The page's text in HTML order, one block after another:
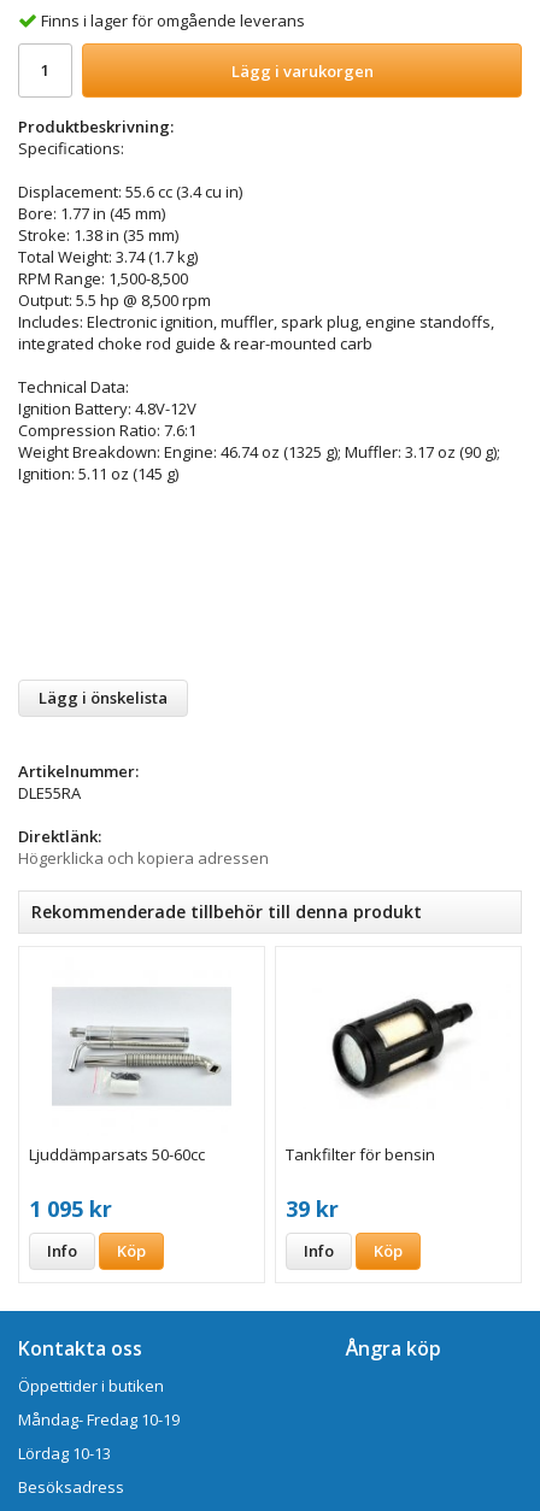
Finns i lager för omgående leverans
Lägg i varukorgen
Produktbeskrivning:
Specifications:
Displacement: 55.6 cc (3.4 cu in)
Bore: 1.77 in (45 mm)
Stroke: 1.38 in (35 mm)
Total Weight: 3.74 (1.7 kg)
RPM Range: 1,500-8,500
Output: 5.5 hp @ 8,500 rpm
Includes: Electronic ignition, muffler, spark plug, engine standoffs,
integrated choke rod guide & rear-mounted carb
Technical Data:
Ignition Battery: 4.8V-12V
Compression Ratio: 7.6:1
Weight Breakdown: Engine: 46.74 oz (1325 g); Muffler: 3.17 oz (90 g);
Ignition: 5.11 oz (145 g)
Lägg i önskelista
Artikelnummer:
DLE55RA
Direktlänk:
Högerklicka och kopiera adressen
Rekommenderade tillbehör till denna produkt
Ljuddämparsats 50-60cc
1 095 kr
Info Köp
Tankfilter för bensin
39 kr
Info Köp
Kontakta oss
Öppettider i butiken
Måndag- Fredag 10-19
Lördag 10-13
Besöksadress
Ångra köp